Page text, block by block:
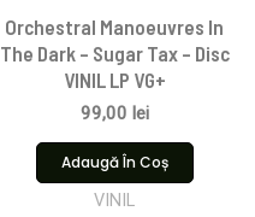
Orchestral Manoeuvres In
The Dark – Sugar Tax – Disc
VINIL LP VG+
99,00 lei
Adaugă În Coș
VINIL